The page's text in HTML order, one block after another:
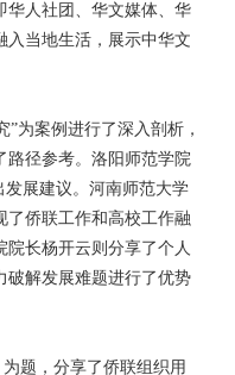
华人社团、华文媒体、华
入当地生活，展示中华文
为案例进行了深入剖析，
路径参考。洛阳师范学院
展建议。河南师范大学
了侨联工作和高校工作融
长杨开云则分享了个人
破解发展难题进行了优势
题，分享了侨联组织用